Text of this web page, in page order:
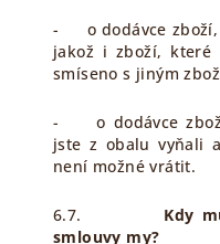
- o dodávce zboží,
jakož i zboží, které
smíseno s jiným
- o dodávce zboží
jste z obalu vyňali
není možné vrátit.
6.7.
Kdy
smlouvy my?